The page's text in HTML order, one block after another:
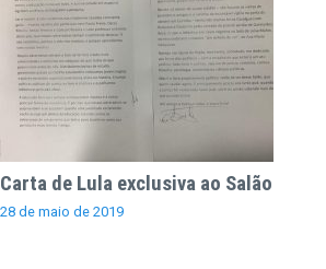
Carta de Lula exclusiva ao Salão
28 de maio de 2019